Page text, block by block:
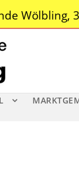
Wölbling,